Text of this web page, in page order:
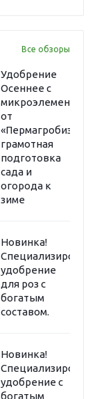
Все обзоры
Удобрение
Осеннее с
микроэлементами
от
«Пермагробизнес»:
грамотная
подготовка
сада и
огорода к
зиме
Новинка!
Специализированное
удобрение
для роз с
богатым
составом.
Новинка!
Специализированное
удобрение с
богатым